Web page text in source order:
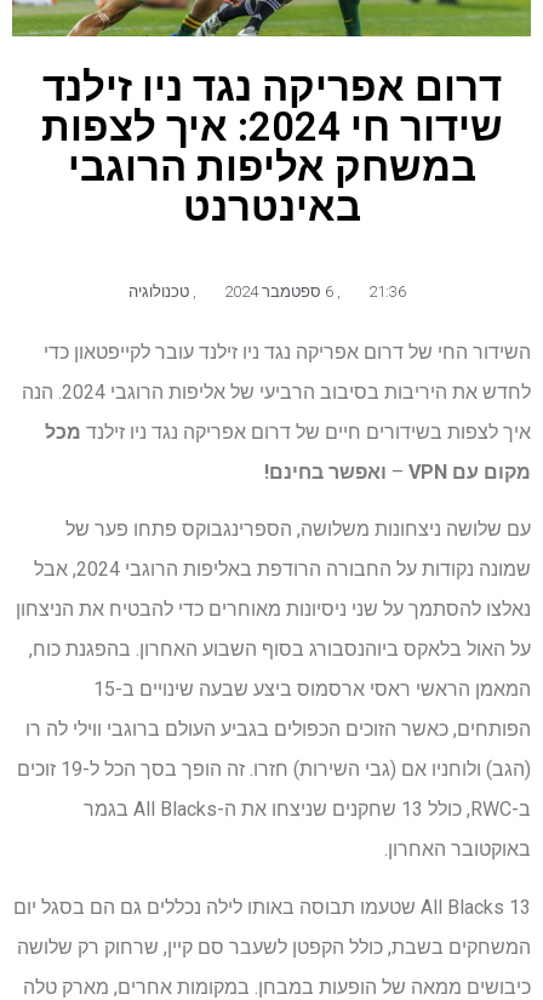
דרום אפריקה נגד ניו זילנד
שידור חי 2024: איך לצפות
במשחק אליפות הרוגבי
באינטרנט
21:36 6 ספטמבר 2024 טכנולוגיה
השידור החי של דרום אפריקה נגד ניו זילנד עובר לקייפטאון כדי
לחדש את היריבות בסיבוב הרביעי של אליפות הרוגבי 2024. הנה
איך לצפות בשידורים חיים של דרום אפריקה נגד ניו זילנד מכל
מקום עם VPN
– ואפשר בחינם!
עם שלושה ניצחונות משלושה, הספרינגבוקס פתחו פער של
שמונה נקודות על החבורה הרודפת באליפות הרוגבי 2024, אבל
נאלצו להסתמך על שני ניסיונות מאוחרים כדי להבטיח את הניצחון
על האול בלאקס ביוהנסבורג בסוף השבוע האחרון. בהפגנת כוח,
המאמן הראשי ראסי ארסמוס ביצע שבעה שינויים ב-15
הפותחים, כאשר הזוכים הכפולים בגביע העולם ברוגבי ווילי לה רו
(הגב) ולוחניו אם (גבי השירות) חזרו. זה הופך בסך הכל ל-19 זוכים
ב-RWC, כולל 13 שחקנים שניצחו את ה-All Blacks בגמר
באוקטובר האחרון.
13 All Blacks שטעמו תבוסה באותו לילה נכללים גם הם בסגל יום
המשחקים בשבת, כולל הקפטן לשעבר סם קיין, שרחוק רק שלושה
כיבושים ממאה של הופעות במבחן. במקומות אחרים, מארק טלה